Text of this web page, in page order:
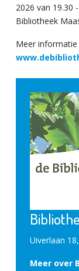
2026 van 19.30
Bibliotheek
Meer
Uiverlaan
Meer over